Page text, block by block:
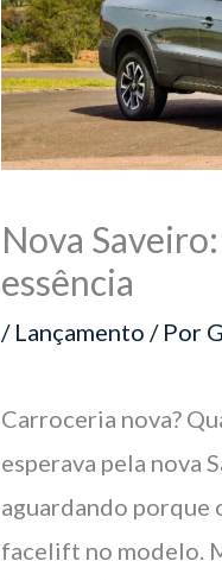
Nova
essência
/ Lançamento / Por
Carroceria nova?
esperava pela nova
aguardando porque
facelift no modelo.